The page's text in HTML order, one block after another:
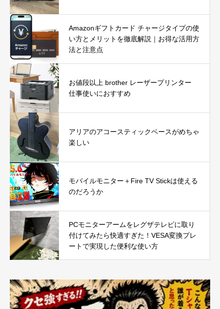
Amazonギフトカード チャージタイプの使
い方とメリットを徹底解説｜お得な活用方
法と注意点
お値段以上 brother レーザープリンター
仕事使いにおすすめ
アリアのアコースティックベースがめちゃ
楽しい
モバイルモニター＋Fire TV Stickは使える
のだろうか
PCモニターアームをレグザテレビに取り
付けてみたら快適すぎた！VESA変換プレ
ートで実現した便利な使い方